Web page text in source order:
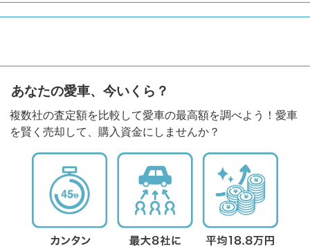
あなたの愛車、今いくら？
複数社の査定額を比較して愛車の最高額を調べよう！愛車
を賢く売却して、購入資金にしませんか？